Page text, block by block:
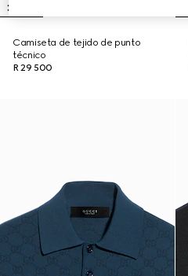
Camiseta de tejido de punto
técnico
R 29 500